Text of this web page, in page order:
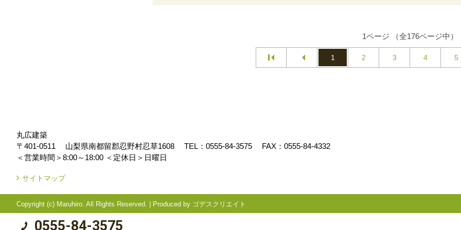
1ページ （全176ページ中）
1 2 3 4 5
丸広建築
〒401-0511
山梨県南都留郡忍野村忍草1608 TEL： 0555-84-3575
FAX：0555-84-4332
＜営業時間＞8:00～18:00 ＜定休日＞日曜日
サイトマップ
Copyright (c) Maruhiro. All Rights Reserved. Produced by ゴデスクリエイト
0555-84-3575